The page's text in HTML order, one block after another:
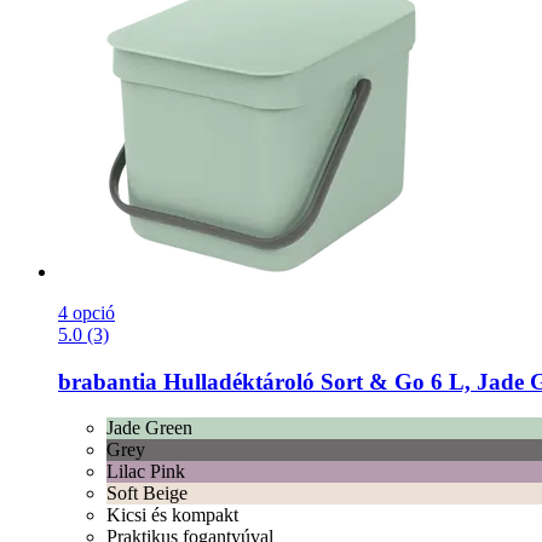
4 opció
5.0 (3)
brabantia Hulladéktároló Sort & Go 6 L, Jade
Jade Green
Grey
Lilac Pink
Soft Beige
Kicsi és kompakt
Praktikus fogantyúval